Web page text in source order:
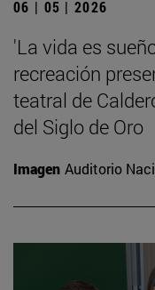
06 | 05 | 2026
'La vida es
recreación
teatral de
del Siglo de Oro
Imagen Auditorio